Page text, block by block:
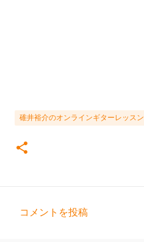
碓井裕介のオンラインギターレッスン
コメントを投稿